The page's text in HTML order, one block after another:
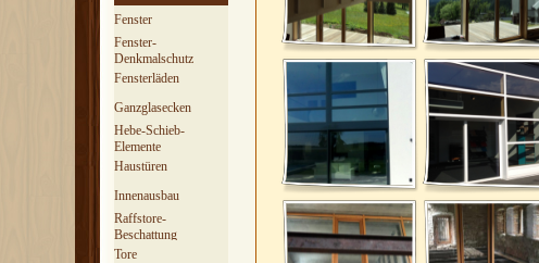
Fenster
Fenster-
Denkmalschutz
Fensterläden
Ganzglasecken
Hebe-Schieb-
Elemente
Haustüren
Innenausbau
Raffstore-
Beschattung
Tore